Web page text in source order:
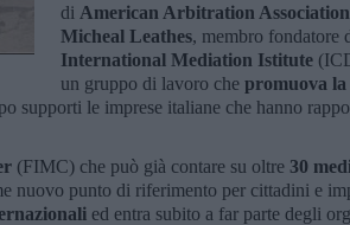
di American Arbitration Association
Micheal Leathes, membro fondatore
International Mediation Istitute
un gruppo di lavoro che promuova
supporti le imprese italiane che hanno
(FIMC) che può già contare su oltre 30
nuovo punto di riferimento per cittadini e
ed entra subito a far parte degli